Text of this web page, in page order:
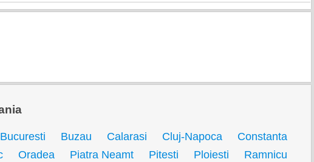
Bucuresti Buzau Calarasi Cluj-Napoca
Constanta
Oradea Piatra Neamt Pitesti Ploiesti
Ramnicu